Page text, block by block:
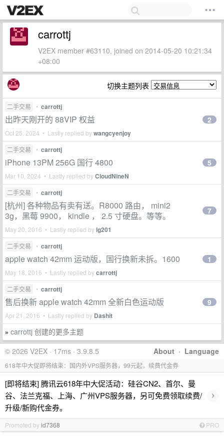
carrottj
V2EX member #63110, joined on 2014-05-20 10:21:34
+08:00
切换主题列表
二手交易 • carrottj
出昨天刚开的 88VIP 权益
Oct 25, 2024 • Lastly replied bywangcyenjoy
2
二手交易 • carrottj
iPhone 13PM 256G 国行 4800
Mar 10, 2024 • Lastly replied byCloudNineN
5
二手交易 • carrottj
[杭州] 各种物品有卖有送。R8000 路由， mini2
3g，黑莓 9900， kindle ， 2.5 寸硬盘。等等。
May 20, 2016 • Lastly replied bylg201
7
二手交易 • carrottj
apple watch 42mm 运动版，国行换新未拆。1600
May 18, 2016 • Lastly replied bycarrottj
1
二手交易 • carrottj
售后换新 apple watch 42mm 全新白色运动版
Apr 21, 2016 • Lastly replied by Dashit
9
» carrottj 创建的更多主题
About · Language
© 2026 V2EX · 17ms · 3.9.8.5
618年中大促即将结束：国内外VPS服务器，99元起，续费代金券
[即将结束] 腾讯云618年中大促活动：硅谷CN2、首尔、曼
谷、法兰克福、上海、广州VPS服务器，另可免费领取续费/
升级/新购代金券。
›
Promoted byid7368 PRO